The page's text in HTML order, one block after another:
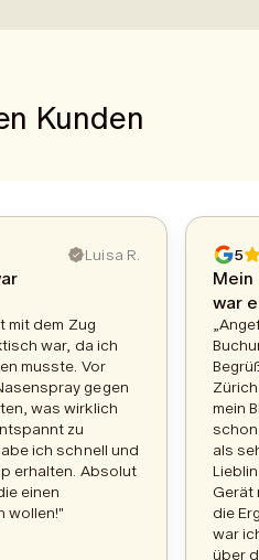
Kunden
Luisa R.
mit dem Zug
war, da ich
musste. Vor
gegen
was wirklich
zu
ich schnell und
erhalten. Absolut
einen
wollen!"
5
Mein
war
mein
als
Gerät
die
war
über